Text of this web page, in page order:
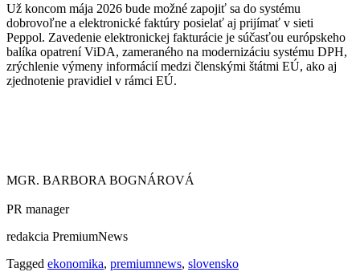
Už koncom mája 2026 bude možné zapojiť sa do systému
dobrovoľne a elektronické faktúry posielať aj prijímať v sieti
Peppol. Zavedenie elektronickej fakturácie je súčasťou európskeho
balíka opatrení ViDA, zameraného na modernizáciu systému DPH,
zrýchlenie výmeny informácií medzi členskými štátmi EÚ, ako aj
zjednotenie pravidiel v rámci EÚ.
MGR. BARBORA BOGNÁROVÁ
PR manager
redakcia PremiumNews
Tagged ekonomika, premiumnews, slovensko